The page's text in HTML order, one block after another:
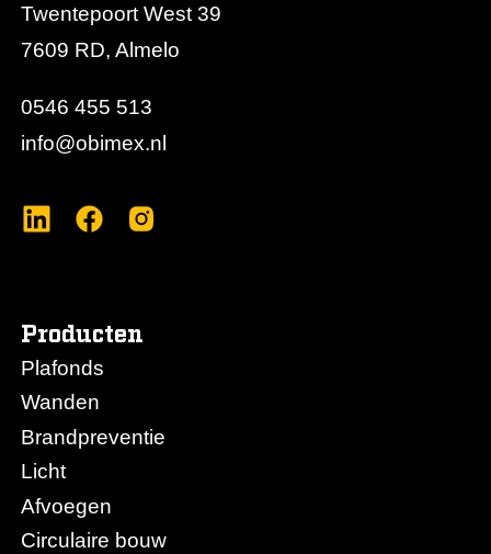
Twentepoort West 39
7609 RD, Almelo
0546 455 513
info@obimex.nl
Producten
Plafonds
Wanden
Brandpreventie
Licht
Afvoegen
Circulaire bouw